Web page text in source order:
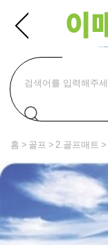
홈 골프 2.골프매트